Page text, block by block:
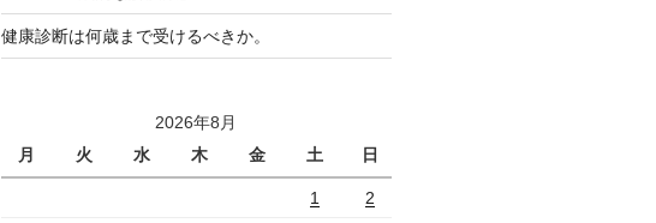
健康診断は何歳まで受けるべきか。
2026年8月
月
火 水 木 金 土 日
1 2